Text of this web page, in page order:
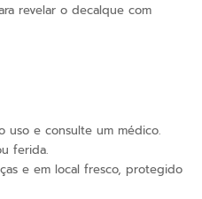
revelar o decalque com
uso e consulte um médico.
ferida.
e em local fresco, protegido